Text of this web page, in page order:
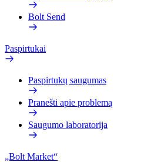
Bolt Send
Paspirtukai
Paspirtukų saugumas
Pranešti apie problemą
Saugumo laboratorija
„Bolt Market“